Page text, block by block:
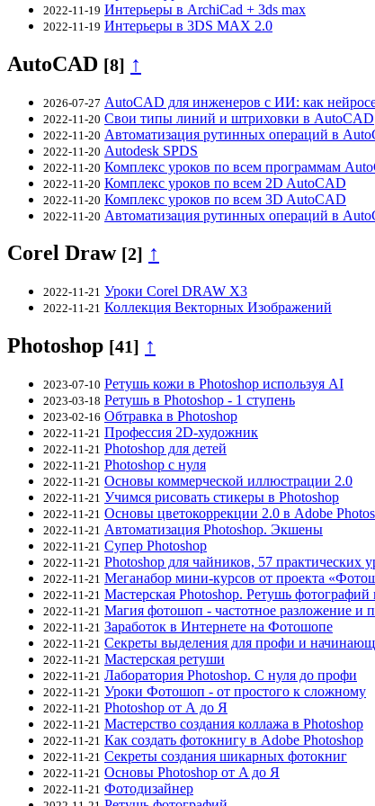
2022-11-19 Интерьеры в ArchiCad + 3ds max
2022-11-19 Интерьеры в 3DS MAX 2.0
AutoCAD [8] ↑
2026-07-27 AutoCAD для инженеров с ИИ: как
2022-11-20 Свои типы линий и штриховки в AutoCAD
2022-11-20 Автоматизация рутинных операций в
2022-11-20 Autodesk SPDS
2022-11-20 Комплекс уроков по всем программам
2022-11-20 Комплекс уроков по всем 2D AutoCAD
2022-11-20 Комплекс уроков по всем 3D AutoCAD
2022-11-20 Автоматизация рутинных операций в
Corel Draw [2] ↑
2022-11-21 Уроки Corel DRAW X3
2022-11-21 Коллекция Векторных Изображений
Photoshop [41] ↑
2023-07-10 Ретушь кожи в Photoshop используя AI
2023-03-18 Ретушь в Photoshop - 1 ступень
2023-02-16 Обтравка в Photoshop
2022-11-21 Профессия 2D-художник
2022-11-21 Photoshop для детей
2022-11-21 Photoshop с нуля
2022-11-21 Основы коммерческой иллюстрации 2.0
2022-11-21 Учимся рисовать стикеры в Photoshop
2022-11-21 Основы цветокоррекции 2.0 в Adobe
2022-11-21 Автоматизация Photoshop. Экшены
2022-11-21 Супер Photoshop
2022-11-21 Photoshop для чайников, 57 практических
2022-11-21 Меганабор мини-курсов от проекта
2022-11-21 Мастерская Photoshop. Ретушь фотографий
2022-11-21 Магия фотошоп - частотное разложение и
2022-11-21 Заработок в Интернете на Фотошопе
2022-11-21 Секреты выделения для профи и
2022-11-21 Мастерская ретуши
2022-11-21 Лаборатория Photoshop. С нуля до профи
2022-11-21 Уроки Фотошоп - от простого к сложному
2022-11-21 Photoshop от А до Я
2022-11-21 Мастерство создания коллажа в Photoshop
2022-11-21 Как создать фотокнигу в Adobe Photoshop
2022-11-21 Секреты создания шикарных фотокниг
2022-11-21 Основы Photoshop от A до Я
2022-11-21 Фотодизайнер